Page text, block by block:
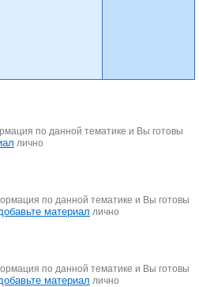
по данной тематике и Вы готовы
лично
по данной тематике и Вы готовы
материал лично
по данной тематике и Вы готовы
материал лично